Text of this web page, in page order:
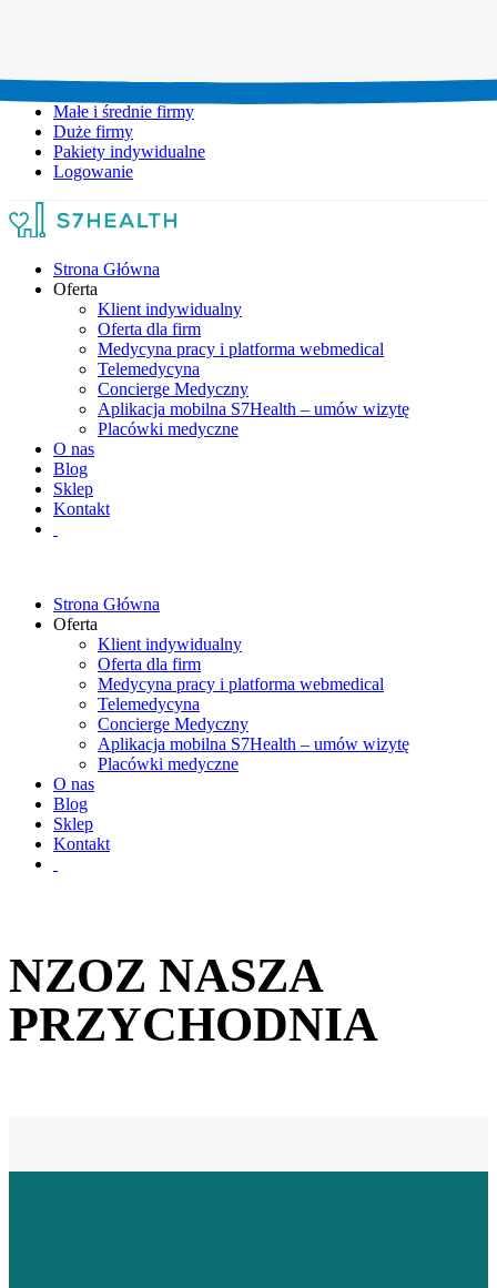
Małe i średnie firmy
Duże firmy
Pakiety indywidualne
Logowanie
Strona Główna
Oferta
Klient indywidualny
Oferta dla firm
Medycyna pracy i platforma webmedical
Telemedycyna
Concierge Medyczny
Aplikacja mobilna S7Health – umów wizytę
Placówki medyczne
O nas
Blog
Sklep
Kontakt
Strona Główna
Oferta
Klient indywidualny
Oferta dla firm
Medycyna pracy i platforma webmedical
Telemedycyna
Concierge Medyczny
Aplikacja mobilna S7Health – umów wizytę
Placówki medyczne
O nas
Blog
Sklep
Kontakt
NZOZ NASZA
PRZYCHODNIA